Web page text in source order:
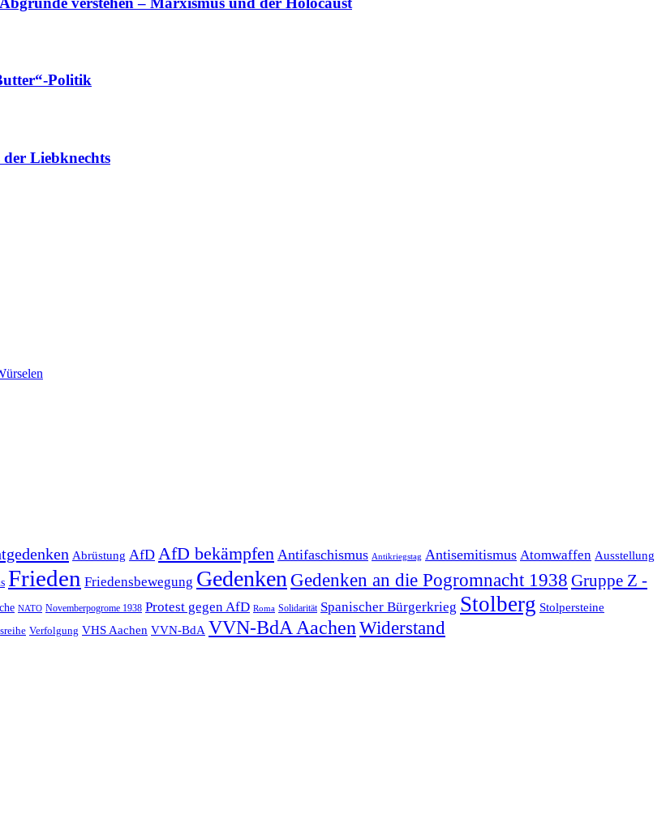
Politik
Liebknechts
Abrüstung AfD AfD bekämpfen Antifaschismus Antikriegstag Antisemitismus Atomwaffen Ausstellung
Frieden Friedensbewegung Gedenken Gedenken an die Pogromnacht 1938 Gruppe Z -
NATO Novemberpogrome 1938 Protest gegen AfD Roma Solidarität Spanischer Bürgerkrieg Stolberg Stolpersteine
Verfolgung VHS Aachen VVN-BdA VVN-BdA AachenWiderstand